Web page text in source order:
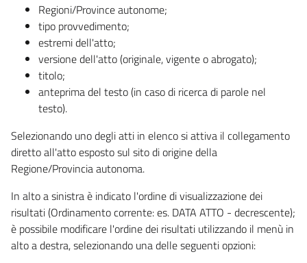
Regioni/Province autonome;
tipo provvedimento;
estremi dell'atto;
versione dell'atto (originale, vigente o abrogato);
titolo;
anteprima del testo (in caso di ricerca di parole nel
testo).
Selezionando uno degli atti in elenco si attiva il collegamento
diretto all'atto esposto sul sito di origine della
Regione/Provincia autonoma.
In alto a sinistra è indicato l'ordine di visualizzazione dei
risultati (Ordinamento corrente: es. DATA ATTO - decrescente);
è possibile modificare l'ordine dei risultati utilizzando il menù in
alto a destra, selezionando una delle seguenti opzioni: